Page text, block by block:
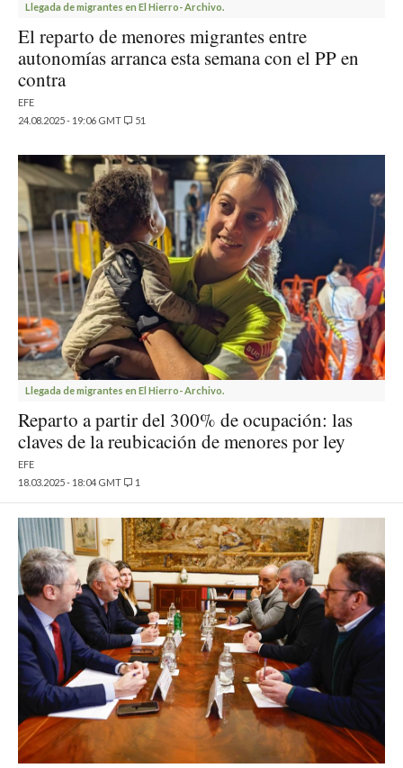
Llegada de migrantes en El Hierro- Archivo.
El reparto de menores migrantes entre
autonomías arranca esta semana con el PP en
contra
EFE
24.08.2025 - 19:06 GMT
51
Llegada de migrantes en El Hierro- Archivo.
Reparto a partir del 300% de ocupación: las
claves de la reubicación de menores por ley
EFE
18.03.2025 - 18:04 GMT
1